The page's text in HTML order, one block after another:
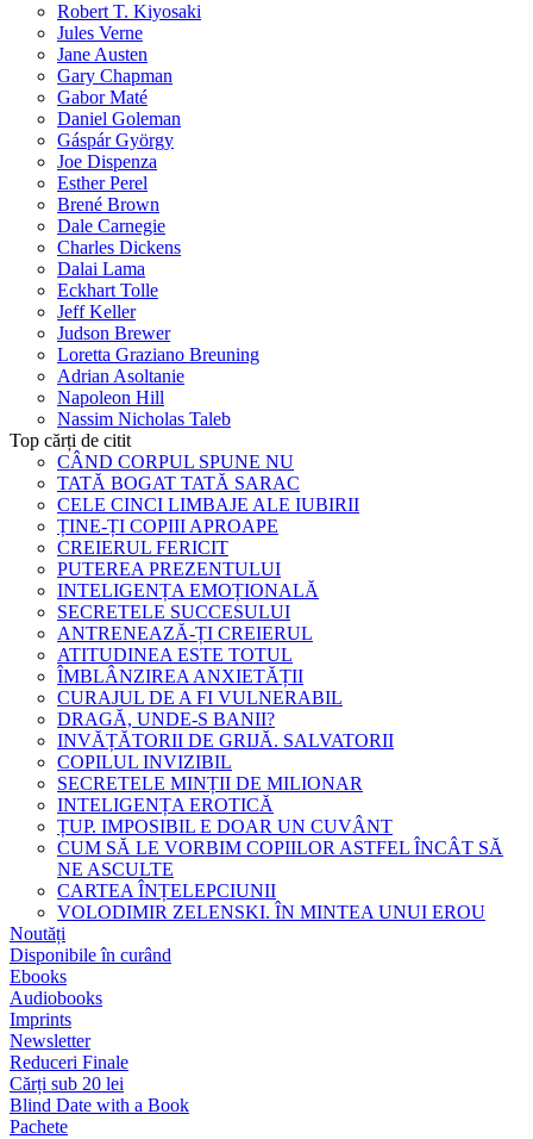
Robert T. Kiyosaki
Jules Verne
Jane Austen
Gary Chapman
Gabor Maté
Daniel Goleman
Gáspár György
Joe Dispenza
Esther Perel
Brené Brown
Dale Carnegie
Charles Dickens
Dalai Lama
Eckhart Tolle
Jeff Keller
Judson Brewer
Loretta Graziano Breuning
Adrian Asoltanie
Napoleon Hill
Nassim Nicholas Taleb
Top cărți de citit
CÂND CORPUL SPUNE NU
TATĂ BOGAT TATĂ SARAC
CELE CINCI LIMBAJE ALE IUBIRII
ȚINE-ȚI COPIII APROAPE
CREIERUL FERICIT
PUTEREA PREZENTULUI
INTELIGENȚA EMOȚIONALĂ
SECRETELE SUCCESULUI
ANTRENEAZĂ-ȚI CREIERUL
ATITUDINEA ESTE TOTUL
ÎMBLÂNZIREA ANXIETĂȚII
CURAJUL DE A FI VULNERABIL
DRAGĂ, UNDE-S BANII?
INVĂȚĂTORII DE GRIJĂ. SALVATORII
COPILUL INVIZIBIL
SECRETELE MINȚII DE MILIONAR
INTELIGENȚA EROTICĂ
ȚUP. IMPOSIBIL E DOAR UN CUVÂNT
CUM SĂ LE VORBIM COPIILOR ASTFEL ÎNCÂT SĂ
NE ASCULTE
CARTEA ÎNȚELEPCIUNII
VOLODIMIR ZELENSKI. ÎN MINTEA UNUI EROU
Noutăți
Disponibile în curând
Ebooks
Audiobooks
Imprints
Newsletter
Reduceri Finale
Cărți sub 20 lei
Blind Date with a Book
Pachete